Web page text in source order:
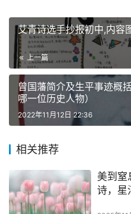
艾青诗选手抄报初中,内容
上一篇
曾国藩简介及生平事迹概
哪一位历史人物）
2022年11月12日 22:36
相关推荐
美到窒
诗，星